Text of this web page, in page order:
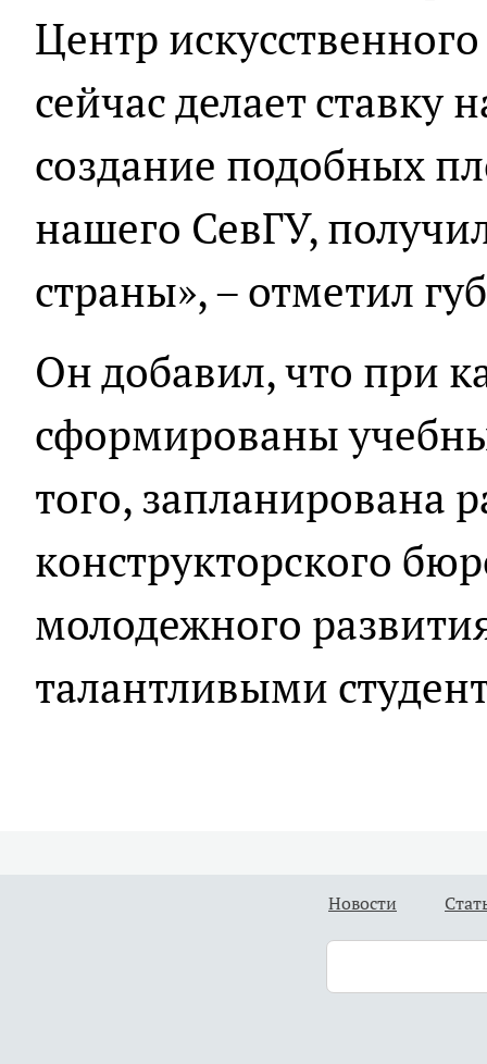
Центр
сейчас делает ставку
создание подобных
нашего СевГУ,
страны», – отметил
Он добавил, что при
сформированы
того, запланирована
конструкторского
молодежного
талантливыми
Новости